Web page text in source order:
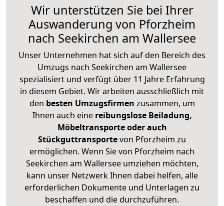
Wir unterstützen Sie bei Ihrer
Auswanderung von Pforzheim
nach Seekirchen am Wallersee
Unser Unternehmen hat sich auf den Bereich des
Umzugs nach Seekirchen am Wallersee
spezialisiert und verfügt über 11 Jahre Erfahrung
in diesem Gebiet. Wir arbeiten ausschließlich mit
den besten Umzugsfirmen zusammen, um
Ihnen auch eine reibungslose Beiladung,
Möbeltransporte oder auch
Stückguttransportevon Pforzheim zu
ermöglichen. Wenn Sie von Pforzheim nach
Seekirchen am Wallersee umziehen möchten,
kann unser Netzwerk Ihnen dabei helfen, alle
erforderlichen Dokumente und Unterlagen zu
beschaffen und die durchzuführen.